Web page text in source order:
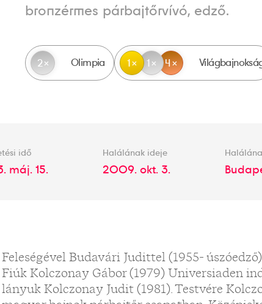
bronzérmes párbajtőrvívó, edző.
2 Olimpia 1 1 4
idő
máj. 15.
Halálának ideje
2009. okt. 3.
Feleségével Budavári Judittel (1955-
Fiúk Kolczonay Gábor (1979) Universiaden
lányuk Kolczonay Judit (1981). Testvére